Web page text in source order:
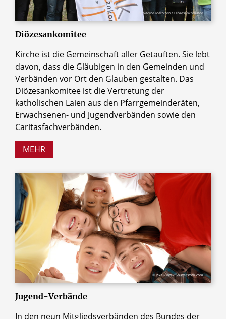
© Nadine Malzkorn / Diözesankomittee
Diözesankomitee
Kirche ist die Gemeinschaft aller Getauften. Sie lebt
davon, dass die Gläubigen in den Gemeinden und
Verbänden vor Ort den Glauben gestalten. Das
Diözesankomitee ist die Vertretung der
katholischen Laien aus den Pfarrgemeinderäten,
Erwachsenen- und Jugendverbänden sowie den
Caritasfachverbänden.
MEHR
© Pixel-Shot / Shutterstock.com
Jugend-Verbände
In den neun Mitgliedsverbänden des Bundes der